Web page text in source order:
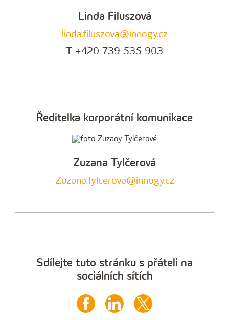
Linda Filuszová
linda.filuszova@innogy.cz
T +420 739 535 903
Ředitelka korporátní komunikace
Zuzana Tylčerová
Zuzana.Tylcerova@innogy.cz
Sdílejte tuto stránku s přáteli na
sociálních sítích